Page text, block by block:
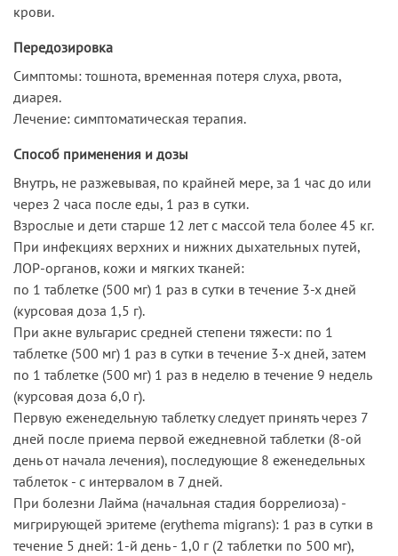
крови.
Передозировка
Симптомы: тошнота, временная потеря слуха, рвота,
диарея.
Лечение: симптоматическая терапия.
Способ применения и дозы
Bнутрь, не разжевывая, по крайней мере, за 1 час до или
через 2 часа после еды, 1 раз в сутки.
Взрослые и дети старше 12 лет с массой тела более 45 кг.
При инфекциях верхних и нижних дыхательных путей,
ЛОР-органов, кожи и мягких тканей:
по 1 таблетке (500 мг) 1 раз в сутки в течение 3-х дней
(курсовая доза 1,5 г).
При акне вульгарис средней степени тяжести: по 1
таблетке (500 мг) 1 раз в сутки в течение 3-х дней, затем
по 1 таблетке (500 мг) 1 раз в неделю в течение 9 недель
(курсовая доза 6,0 г).
Первую еженедельную таблетку следует принять через 7
дней после приема первой ежедневной таблетки (8-ой
день от начала лечения), последующие 8 еженедельных
таблеток - с интервалом в 7 дней.
При болезни Лайма (начальная стадия боррелиоза) -
мигрирующей эритеме (erythema migrans): 1 раз в сутки в
течение 5 дней: 1-й день - 1,0 г (2 таблетки по 500 мг),